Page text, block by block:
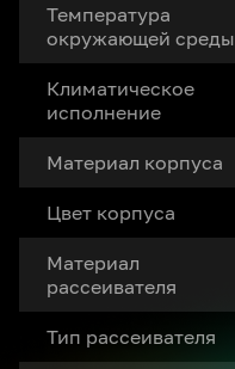
Температура
окружающей среды
Климатическое
исполнение
Материал корпуса
Цвет корпуса
Материал
рассеивателя
Тип рассеивателя